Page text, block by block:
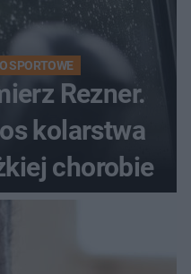
SPORTOWE
Rezner.
kolarstwa
chorobie